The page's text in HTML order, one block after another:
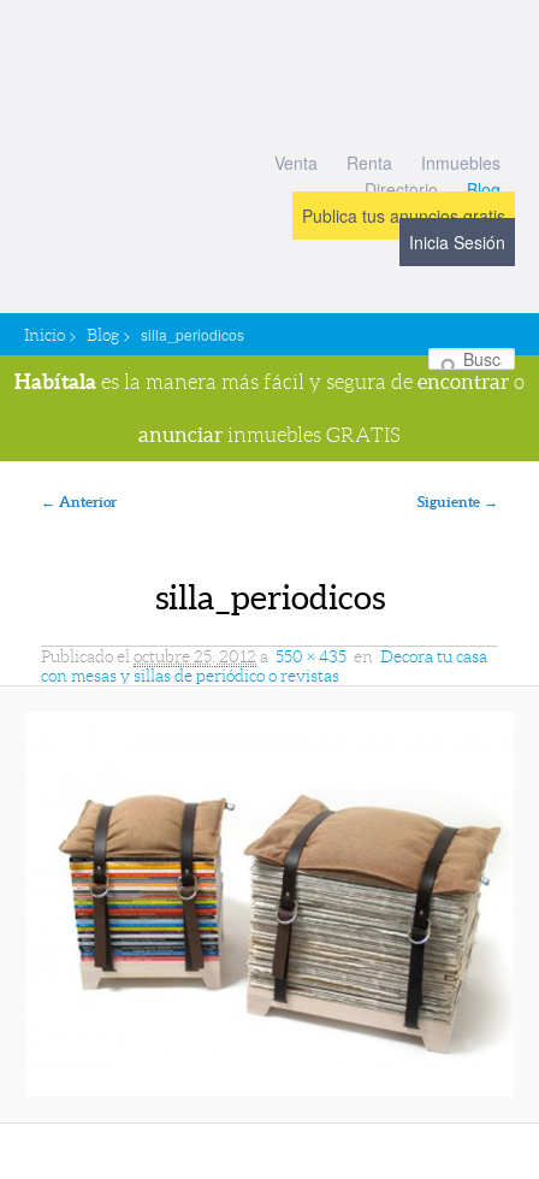
Venta Renta
Inmuebles
Directorio
Blog
Publica tus anuncios gratis
Inicia Sesión
Inicio > Blog > silla_periodicos
Habítala es la manera más fácil y segura de encontrar o
anunciar inmuebles GRATIS
Navegador de imágenes
← Anterior Siguiente →
silla_periodicos
Publicado el octubre 25, 2012 a 550 × 435 en Decora tu casa
con mesas y sillas de periódico o revistas